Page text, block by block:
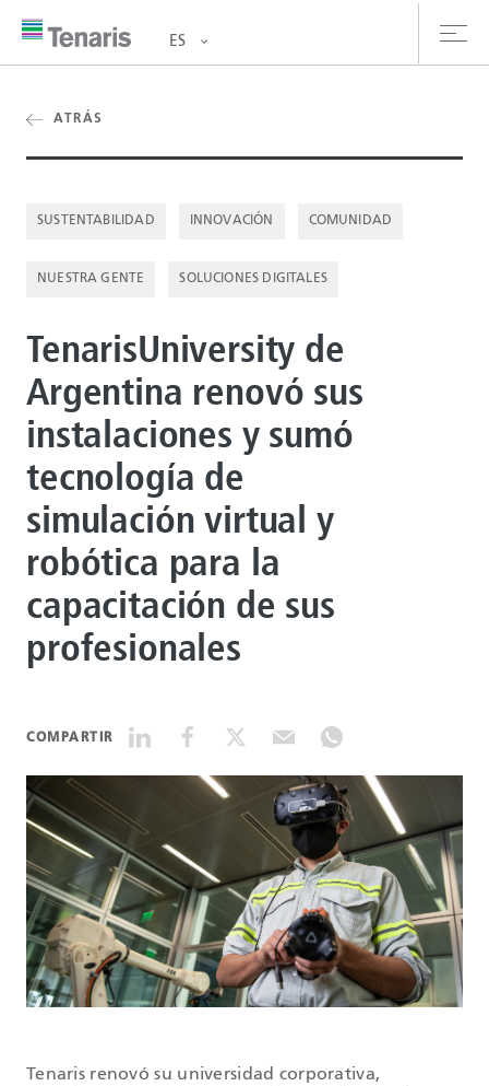
y Servicios
de prensa
SEARCH
ES
ATRÁS
SUSTENTABILIDAD INNOVACIÓN COMUNIDAD
NUESTRA GENTE SOLUCIONES DIGITALES
TenarisUniversity de
Argentina renovó sus
instalaciones y sumó
tecnología de
simulación virtual y
robótica para la
capacitación de sus
profesionales
COMPARTIR
Tenaris renovó su universidad corporativa,